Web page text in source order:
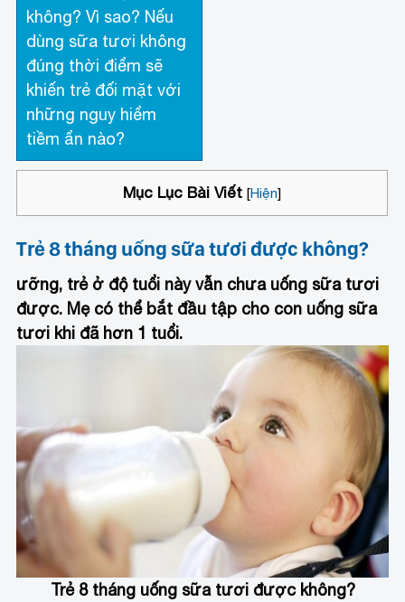
không? Vì sao? Nếu
dùng sữa tươi không
đúng thời điểm sẽ
khiến trẻ đối mặt với
những nguy hiểm
tiềm ẩn nào?
Mục Lục Bài Viết [Hiện]
Trẻ 8 tháng uống sữa tươi được không?
ưỡng, trẻ ở độ tuổi này vẫn chưa uống sữa tươi
được. Mẹ có thể bắt đầu tập cho con uống sữa
tươi khi đã hơn 1 tuổi.
Trẻ 8 tháng uống sữa tươi được không?